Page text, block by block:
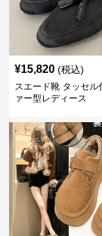
¥15,820 (税込)
スエード靴 タッセル
ァー型レディース